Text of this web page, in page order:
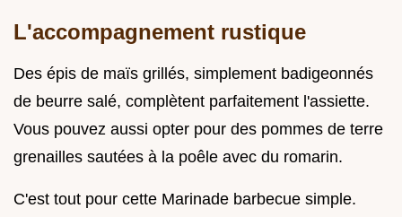
L'accompagnement rustique
Des épis de maïs grillés, simplement badigeonnés
de beurre salé, complètent parfaitement l'assiette.
Vous pouvez aussi opter pour des pommes de terre
grenailles sautées à la poêle avec du romarin.
C'est tout pour cette Marinade barbecue simple.